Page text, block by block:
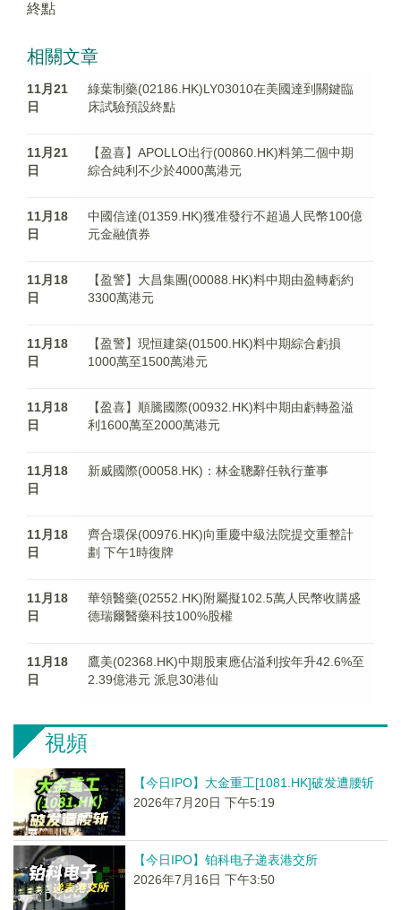
終點
相關文章
11月21
日
綠葉制藥(02186.HK)LY03010在美國達到關鍵臨
床試驗預設終點
11月21
日
【盈喜】APOLLO出行(00860.HK)料第二個中期
綜合純利不少於4000萬港元
11月18
日
中國信達(01359.HK)獲准發行不超過人民幣100億
元金融債券
11月18
日
【盈警】大昌集團(00088.HK)料中期由盈轉虧約
3300萬港元
11月18
日
【盈警】現恒建築(01500.HK)料中期綜合虧損
1000萬至1500萬港元
11月18
日
【盈喜】順騰國際(00932.HK)料中期由虧轉盈溢
利1600萬至2000萬港元
11月18
日
新威國際(00058.HK)：林金聰辭任執行董事
11月18
日
齊合環保(00976.HK)向重慶中級法院提交重整計
劃 下午1時復牌
11月18
日
華領醫藥(02552.HK)附屬擬102.5萬人民幣收購盛
德瑞爾醫藥科技100%股權
11月18
日
鷹美(02368.HK)中期股東應佔溢利按年升42.6%至
2.39億港元 派息30港仙
視頻
【今日IPO】大金重工[1081.HK]破发遭腰斩
2026年7月20日 下午5:19
【今日IPO】铂科电子递表港交所
2026年7月16日 下午3:50